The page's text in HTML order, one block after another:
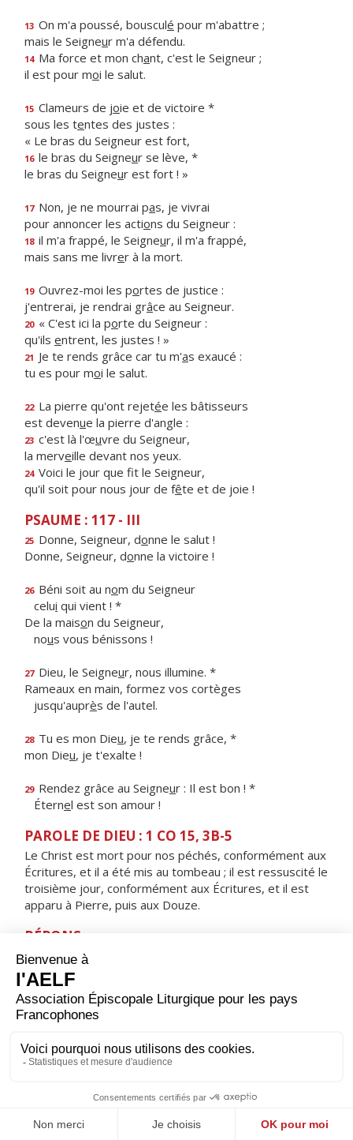
13 On m'a poussé, bousculé pour m'abattre ;
mais le Seigneur m'a défendu.
14 Ma force et mon chant, c'est le Seigneur ;
il est pour moi le salut.
15 Clameurs de joie et de victoire *
sous les tentes des justes :
« Le bras du Seigneur est fort,
16 le bras du Seigneur se lève, *
le bras du Seigneur est fort ! »
17 Non, je ne mourrai pas, je vivrai
pour annoncer les actions du Seigneur :
18 il m'a frappé, le Seigneur, il m'a frappé,
mais sans me livrer à la mort.
19 Ouvrez-moi les portes de justice :
j'entrerai, je rendrai grâce au Seigneur.
20 « C'est ici la porte du Seigneur :
qu'ils entrent, les justes ! »
21 Je te rends grâce car tu m'as exaucé :
tu es pour moi le salut.
22 La pierre qu'ont rejetée les bâtisseurs
est devenue la pierre d'angle :
23 c'est là l'œuvre du Seigneur,
la merveille devant nos yeux.
24 Voici le jour que ft le Seigneur,
qu'il soit pour nous jour de fête et de joie !
PSAUME : 117 - III
25 Donne, Seigneur, donne le salut !
Donne, Seigneur, donne la victoire !
26 Béni soit au nom du Seigneur
celui qui vient ! *
De la maison du Seigneur,
nous vous bénissons !
27 Dieu, le Seigneur, nous illumine. *
Rameaux en main, formez vos cortèges
jusqu'auprès de l'autel.
28 Tu es mon Dieu, je te rends grâce, *
mon Dieu, je t'exalte !
29 Rendez grâce au Seigneur : Il est bon ! *
Éternel est son amour !
PAROLE DE DIEU : 1 CO 15, 3B-5
Le Christ est mort pour nos péchés, conformément aux
Écritures, et il a été mis au tombeau ; il est ressuscité le
troisième jour, conformément aux Écritures, et il est
apparu à Pierre, puis aux Douze.
RÉPONS
V/ Le Seigneur est vraiment ressuscité, alléluia :
il est apparu à Simon, alléluia.
ORAISON
Entends notre prière, Seigneur : nous croyons que le
fais-nous croire aussi qu’il est encore avec nous jusqu’à